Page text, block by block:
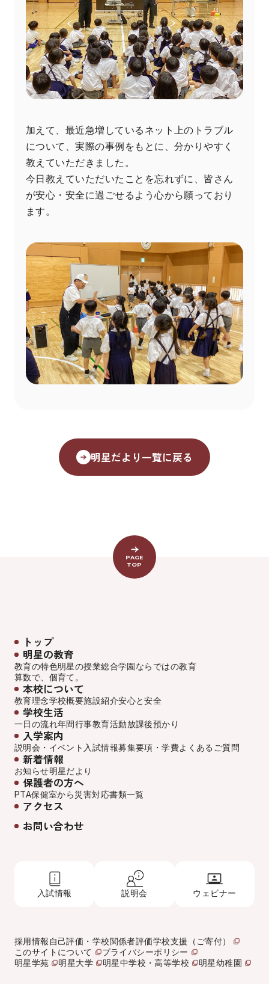
加えて、最近急増しているネット上のトラブル
について、実際の事例をもとに、分かりやすく
教えていただきました。
今日教えていただいたことを忘れずに、皆さん
が安心・安全に過ごせるよう心から願っており
ます。
明星だより一覧に戻る
PAGE
TOP
トップ
明星の教育
教育の特色明星の授業総合学園ならではの教育
算数で、個育て。
本校について
教育理念学校概要施設紹介安心と安全
学校生活
一日の流れ年間行事教育活動放課後預かり
入学案内
説明会・イベント 入試情報募集要項・学費よくあるご質問
新着情報
お知らせ明星だより
保護者の方へ
PTA保健室から災害対応書類一覧
アクセス
お問い合わせ
入試情報 説明会 ウェビナー
採用情報 自己評価・学校関係者評価学校支援（ご寄付）
このサイトについて
プライバシーポリシー
明星学苑
明星大学 明星中学校・高等学校 明星幼稚園